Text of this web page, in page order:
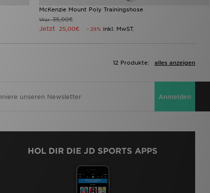
McKenzie Mount Poly Trainingshose
War35,00€
Jetzt 25,00€ - 29% inkl. MwST.
alles anzeigen
12 Produkte:
Anmelden
HOL DIR DIE JD SPORTS APPS